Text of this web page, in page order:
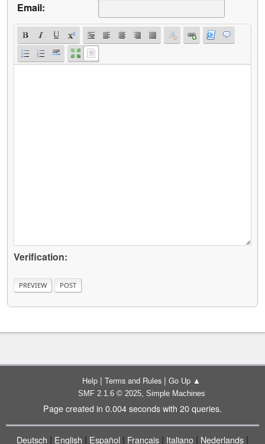
Email:
Verification:
Help | Terms and Rules | Go Up ▲
SMF 2.1.6 © 2025, Simple Machines
Page created in 0.004 seconds with 20 queries.
Deutsch | English | Español | Français | Italiano | Nederlands |